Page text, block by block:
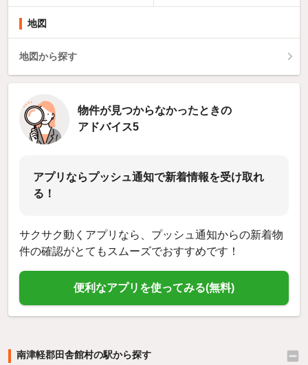
地図
地図から探す
物件が見つからなかったときの
アドバイス5
アプリならプッシュ通知で新着情報を受け取れ
る！
サクサク動くアプリなら、プッシュ通知からの新着物
件の確認がとてもスムーズでおすすめです！
便利なアプリを使ってみる(無料)
南津軽郡田舎館村の駅から探す